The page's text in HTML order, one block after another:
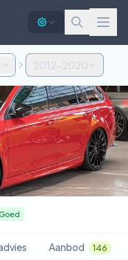
2012-2020
Goed
Aanbod 146